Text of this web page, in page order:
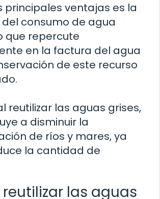
principales ventajas es la
consumo de agua
que repercute
en la factura del agua
de este recurso
reutilizar las aguas grises,
a disminuir la
de ríos y mares, ya
la cantidad de
las aguas